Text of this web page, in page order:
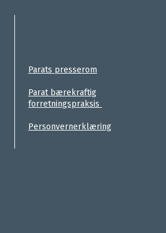
Parats presserom
Parat bærekraftig
forretningspraksis
Personvernerklæring